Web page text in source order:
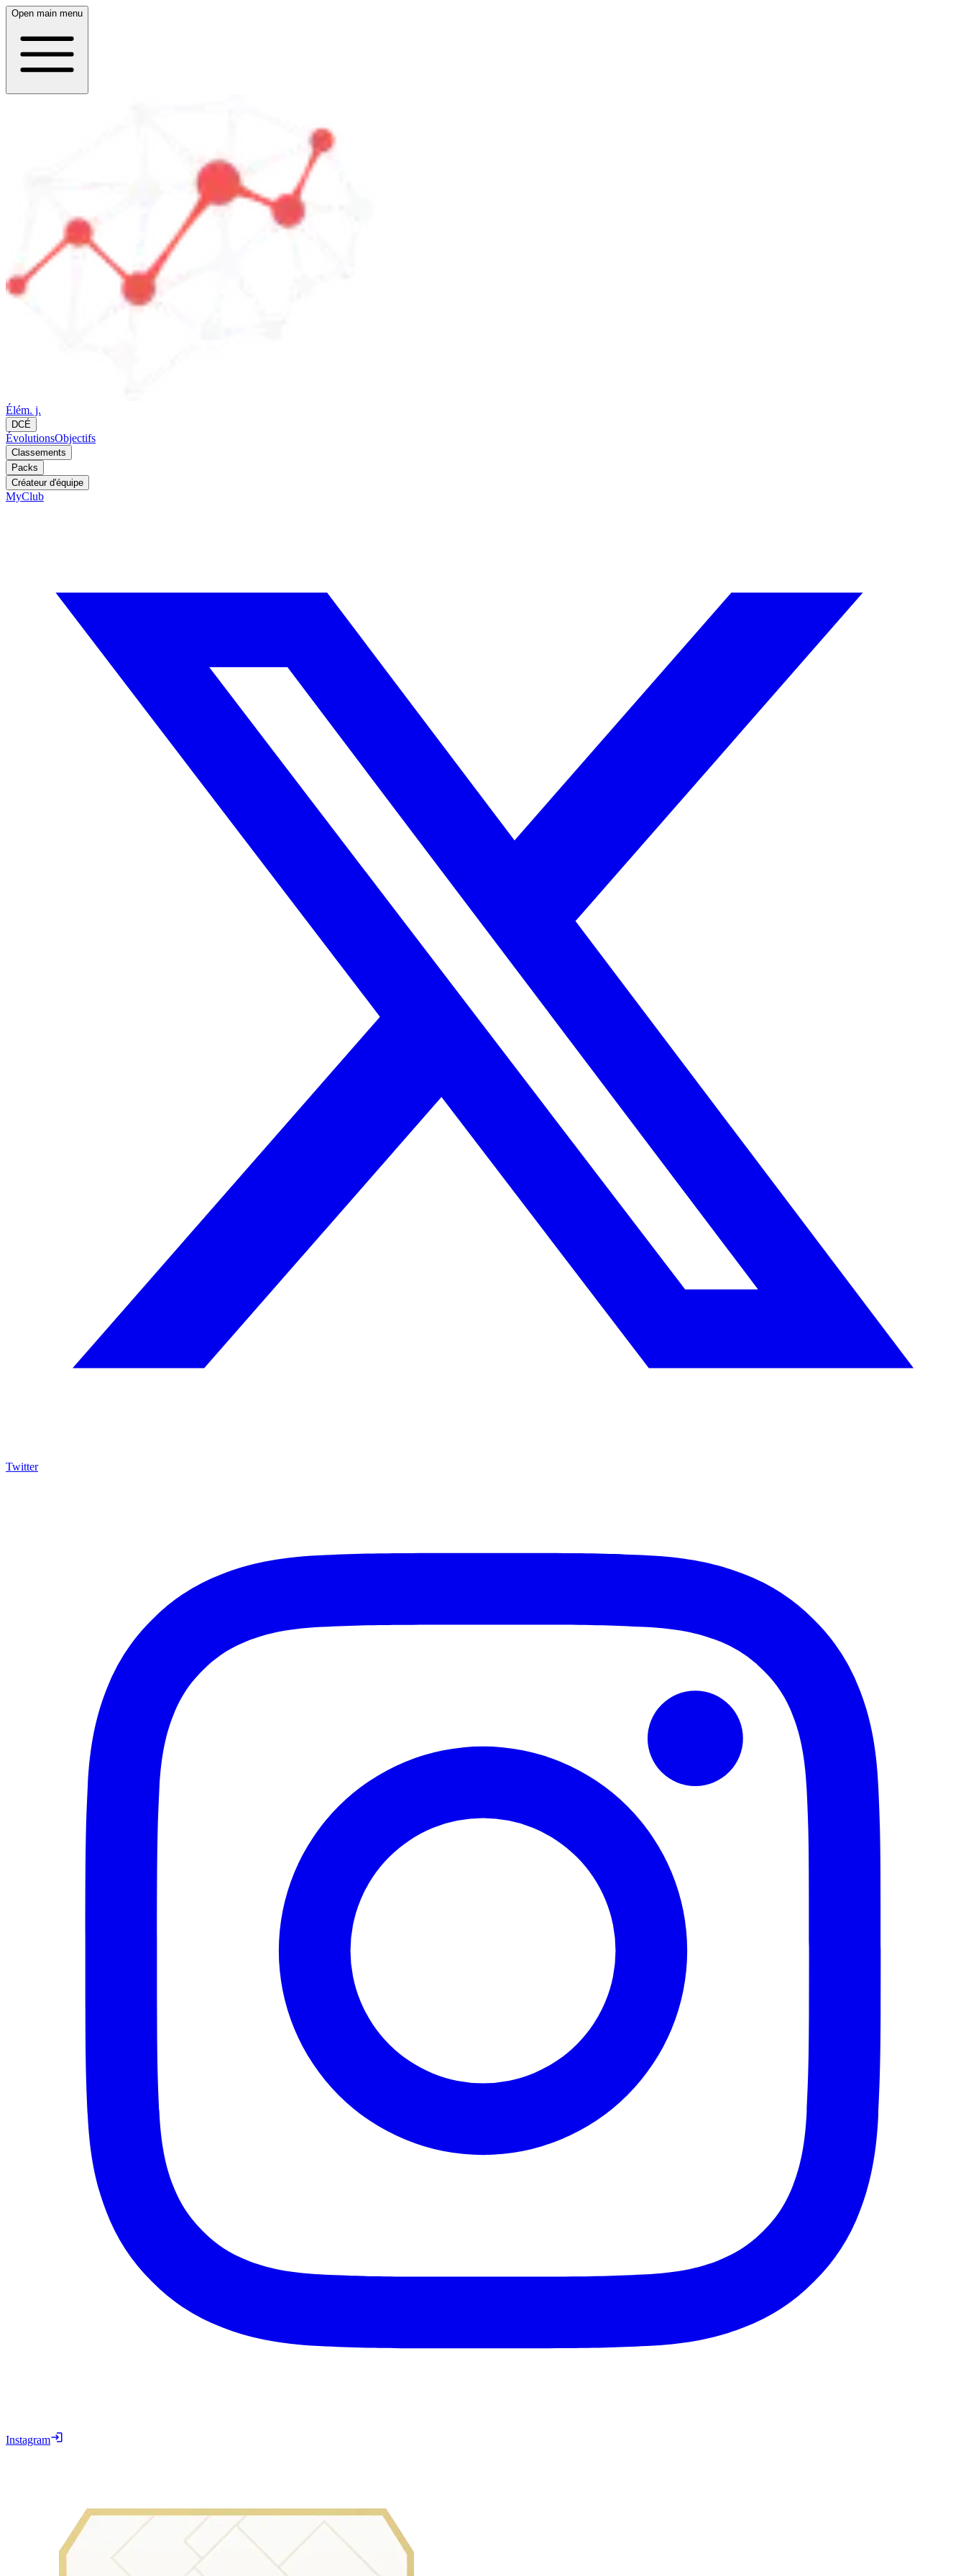
Open main menu
Élém. j.
DCÉ
ÉvolutionsObjectifs
Classements
Packs
Créateur d'équipe
MyClub
Twitter
Instagram